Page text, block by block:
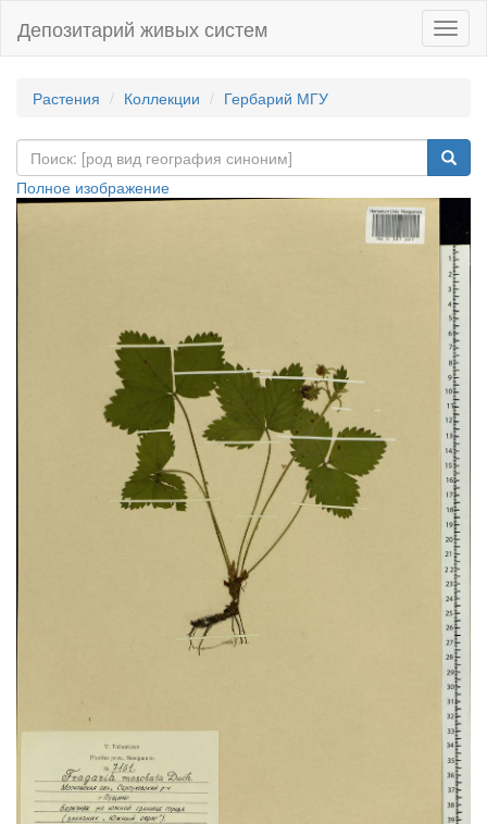
Депозитарий живых систем
Растения Коллекции Гербарий МГУ
Полное изображение